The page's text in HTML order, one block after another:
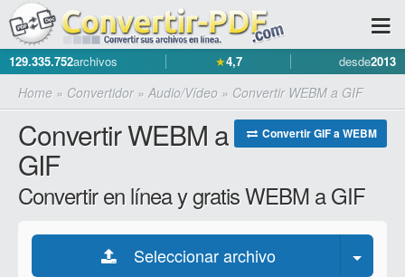
129.335.752archivos ★4,7 desde2013
Home » Convertidor» Audio/Vídeo » Convertir WEBM a GIF
Convertir GIF a WEBM
Convertir WEBM a
GIF
Convertir en línea y gratis WEBM a GIF
Seleccionar archivo